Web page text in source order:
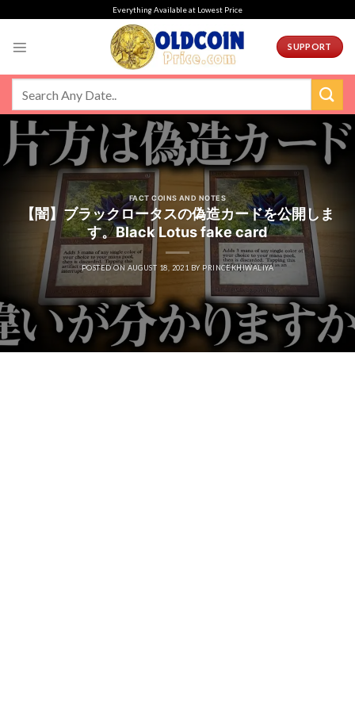
Everything Available at Lowest Price
SUPPORT
FACT COINS AND NOTES
【闇】ブラックロータスの偽造カードを公開しま
す。Black Lotus fake card
POSTED ON AUGUST 18, 2021 BY PRINCEKHIWALIYA